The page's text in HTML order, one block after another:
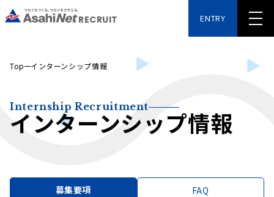
RECRUIT ENTRY
Top インターンシップ情報
Internship Recruitment
インターンシップ情報
募集要項 FAQ